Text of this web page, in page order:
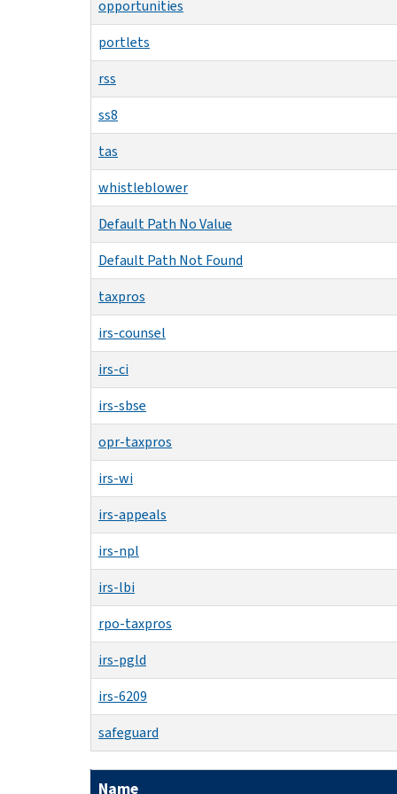
opportunities
portlets
rss
ss8
tas
whistleblower
Default Path No Value
Default Path Not Found
taxpros
irs-counsel
irs-ci
irs-sbse
opr-taxpros
irs-wi
irs-appeals
irs-npl
irs-lbi
rpo-taxpros
irs-pgld
irs-6209
safeguard
Name